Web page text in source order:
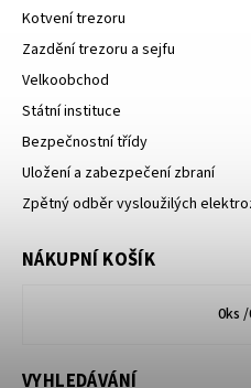
Kotvení trezoru
Zazdění trezoru a sejfu
Velkoobchod
Státní instituce
Bezpečnostní třídy
Uložení a zabezpečení zbraní
Zpětný odběr vysloužilých
NÁKUPNÍ KOŠÍK
0ks /
VYHLEDÁVÁNÍ